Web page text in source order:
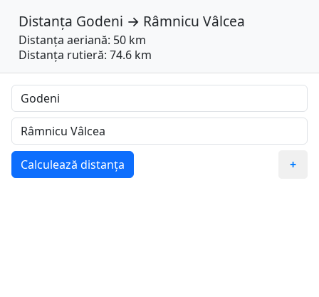
Distanța Godeni → Râmnicu Vâlcea
Distanța aeriană: 50 km
Distanța rutieră: 74.6 km
Calculează distanța +